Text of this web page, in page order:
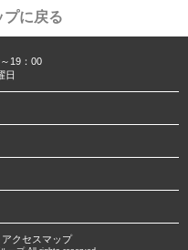
プに戻る
19：00
日
アクセスマップ